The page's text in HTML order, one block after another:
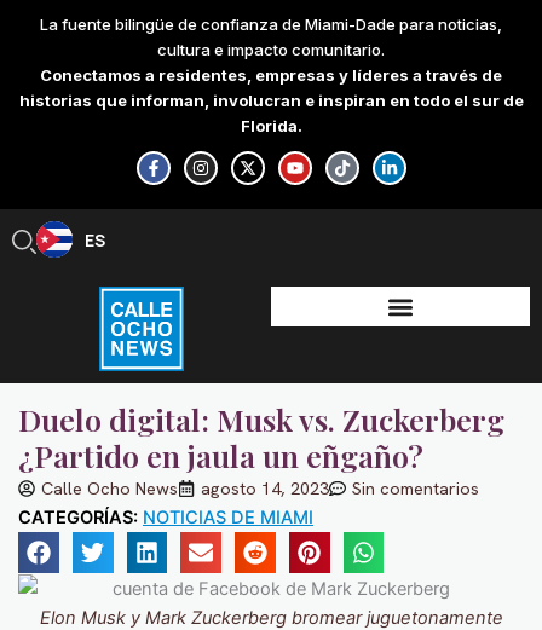
content
La fuente bilingüe de confianza de Miami-Dade para noticias,
cultura e impacto comunitario.
Conectamos a residentes, empresas y líderes a través de
historias que informan, involucran e inspiran en todo el sur de
Florida.
F
a
c
e
-
f
I
n
s
t
X
-
t
w
Y
o
u
t
T
i
k
t
L
i
n
k
-
i
n
ES
EN
Duelo digital: Musk vs. Zuckerberg
¿Partido en jaula un eñgaño?
Calle Ocho News agosto 14, 2023 Sin comentarios
CATEGORÍAS: NOTICIAS DE MIAMI
Elon Musk y Mark Zuckerberg bromear juguetonamente